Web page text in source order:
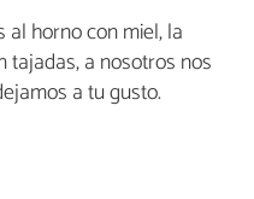
horno con miel, la
tajadas, a nosotros nos
a tu gusto.